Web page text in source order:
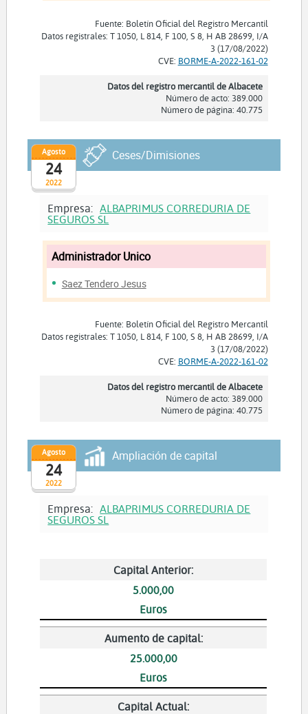
Fuente: Boletín Oficial del Registro Mercantil
Datos registrales: T 1050, L 814, F 100, S 8, H AB 28699, I/A
3 (17/08/2022)
CVE: BORME-A-2022-161-02
Datos del registro mercantil de Albacete
Número de acto: 389.000
Número de página: 40.775
2022
Agosto
24
Ceses/Dimisiones
Empresa: ALBAPRIMUS CORREDURIA DE
SEGUROS SL
Administrador Unico
Saez Tendero Jesus
Fuente: Boletín Oficial del Registro Mercantil
Datos registrales: T 1050, L 814, F 100, S 8, H AB 28699, I/A
3 (17/08/2022)
CVE: BORME-A-2022-161-02
Datos del registro mercantil de Albacete
Número de acto: 389.000
Número de página: 40.775
2022
Agosto
24
Ampliación de capital
Empresa: ALBAPRIMUS CORREDURIA DE
SEGUROS SL
Capital Anterior:
5.000,00
Euros
Aumento de capital:
25.000,00
Euros
Capital Actual: